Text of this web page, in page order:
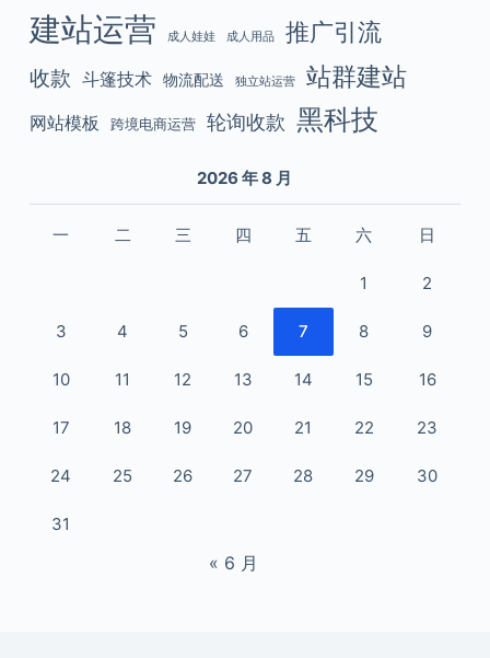
建站运营 成人娃娃 成人用品 推广引流
收款 斗篷技术 物流配送 独立站运营 站群建站
网站模板 跨境电商运营 轮询收款 黑科技
2026 年 8 月
一 二 三 四 五 六 日
1 2
3 4 5 6 7 8 9
10 11 12 13 14 15 16
17 18 19 20 21 22 23
24 25 26 27 28 29 30
31
« 6 月